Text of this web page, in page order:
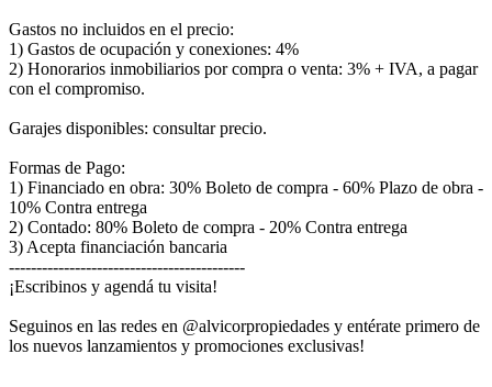
Gastos no incluidos en el precio:
1) Gastos de ocupación y conexiones: 4%
2) Honorarios inmobiliarios por compra o venta: 3% + IVA, a pagar
con el compromiso.
Garajes disponibles: consultar precio.
Formas de Pago:
1) Financiado en obra: 30% Boleto de compra - 60% Plazo de obra -
10% Contra entrega
2) Contado: 80% Boleto de compra - 20% Contra entrega
3) Acepta financiación bancaria
-------------------------------------------
¡Escribinos y agendá tu visita!
Seguinos en las redes en @alvicorpropiedades y entérate primero de
los nuevos lanzamientos y promociones exclusivas!